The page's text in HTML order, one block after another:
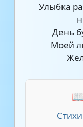
Улыбка
День
Моей